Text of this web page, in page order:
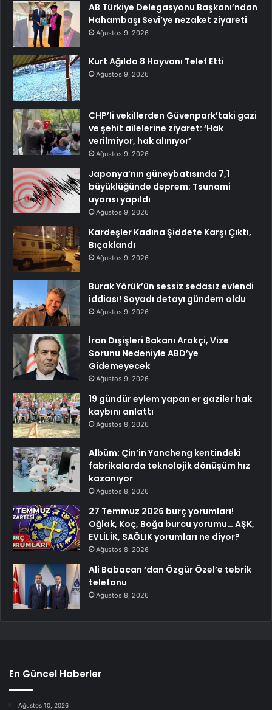
AB Türkiye Delegasyonu Başkanı’ndan
Hahambaşı Sevi’ye nezaket ziyareti
Ağustos 9, 2026
Kurt Ağılda 8 Hayvanı Telef Etti
Ağustos 9, 2026
CHP’li vekillerden Güvenpark’taki gazi
ve şehit ailelerine ziyaret: ‘Hak
verilmiyor, hak alınıyor’
Ağustos 9, 2026
Japonya’nın güneybatısında 7,1
büyüklüğünde deprem: Tsunami
uyarısı yapıldı
Ağustos 9, 2026
Kardeşler Kadına Şiddete Karşı Çıktı,
Bıçaklandı
Ağustos 9, 2026
Burak Yörük’ün sessiz sedasız evlendi
iddiası! Soyadı detayı gündem oldu
Ağustos 9, 2026
İran Dışişleri Bakanı Arakçi, Vize
Sorunu Nedeniyle ABD’ye
Gidemeyecek
Ağustos 9, 2026
19 gündür eylem yapan er gaziler hak
kaybını anlattı
Ağustos 8, 2026
Albüm: Çin’in Yancheng kentindeki
fabrikalarda teknolojik dönüşüm hız
kazanıyor
Ağustos 8, 2026
27 Temmuz 2026 burç yorumları!
Oğlak, Koç, Boğa burcu yorumu… AŞK,
EVLİLİK, SAĞLIK yorumları ne diyor?
Ağustos 8, 2026
Ali Babacan ‘dan Özgür Özel’e tebrik
telefonu
Ağustos 8, 2026
En Güncel Haberler
Ağustos 10, 2026